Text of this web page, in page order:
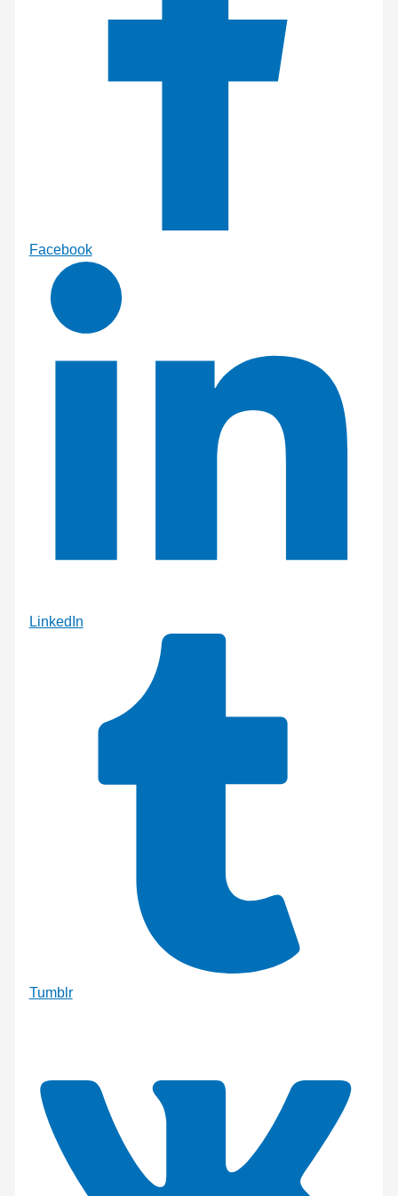
Facebook
LinkedIn
Tumblr